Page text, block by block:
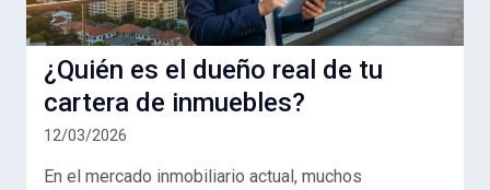
¿Quién es el dueño real de tu
cartera de inmuebles?
12/03/2026
En el mercado inmobiliario actual, muchos